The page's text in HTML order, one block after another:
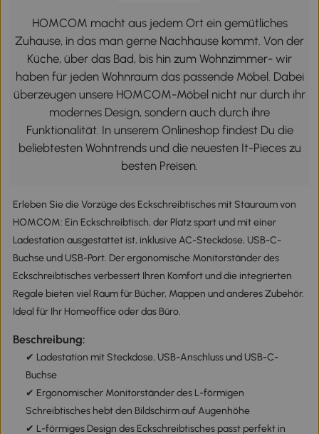
HOMCOM macht aus jedem Ort ein gemütliches
Zuhause, in das man gerne Nachhause kommt. Von der
Küche, über das Bad, bis hin zum Wohnzimmer- wir
haben für jeden Wohnraum das passende Möbel. Dabei
überzeugen unsere HOMCOM-Möbel nicht nur durch ihr
modernes Design, sondern auch durch ihre
Funktionalität. In unserem Onlineshop findest Du die
beliebtesten Wohntrends und die neuesten It-Pieces zu
besten Preisen.
Erleben Sie die Vorzüge des Eckschreibtisches mit Stauraum von
HOMCOM: Ein Eckschreibtisch, der Platz spart und mit einer
Ladestation ausgestattet ist, inklusive AC-Steckdose, USB-C-
Buchse und USB-Port. Der ergonomische Monitorständer des
Eckschreibtisches verbessert Ihren Komfort und die integrierten
Regale bieten viel Raum für Bücher, Mappen und anderes Zubehör.
Ideal für Ihr Homeoffice oder das Büro.
Beschreibung:
✔ Ladestation mit Steckdose, USB-Anschluss und USB-C-
Buchse
✔ Ergonomischer Monitorständer des L-förmigen
Schreibtisches hebt den Bildschirm auf Augenhöhe
✔ L-förmiges Design des Eckschreibtisches passt perfekt in